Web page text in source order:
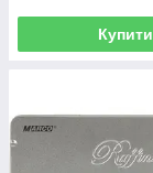
Купити